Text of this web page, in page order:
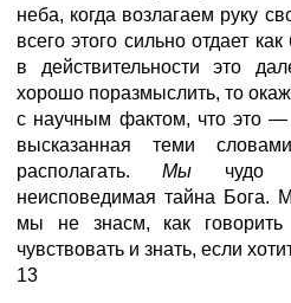
неба, когда возлагаем руку
всего этого сильно отдает
в действительности это
хорошо поразмыслить, то
с научным фактом, что это —
высказанная теми
располагать.Мы чудо
неисповедимая тайна Бога.
мы не знасм, как
чувствовать и знать, если
13